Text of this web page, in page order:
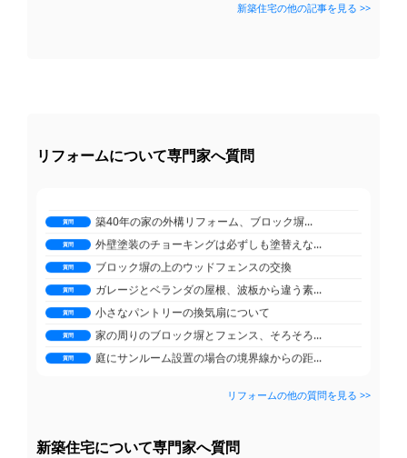
新築住宅の他の記事を見る >>
リフォームについて専門家へ質問
外壁塗装のチョーキングは必ずしも塗替えな...
質問 駐車場のコンクリートにカーポート屋根を後...
質問 築40年の家の外構リフォーム、ブロック塀...
質問 外壁塗装のチョーキングは必ずしも塗替えな...
質問 ブロック塀の上のウッドフェンスの交換
質問 ガレージとベランダの屋根、波板から違う素...
質問 小さなパントリーの換気扇について
質問 家の周りのブロック塀とフェンス、そろそろ...
質問 庭にサンルーム設置の場合の境界線からの距...
キッチンの各パーツの交換時間
質問 築40年の家の外構リフォーム、ブロック塀...
リフォームの他の質問を見る >>
新築住宅について専門家へ質問
新築の外構工事をハウスメーカーか業者か検...
質問 フローリングの段差について